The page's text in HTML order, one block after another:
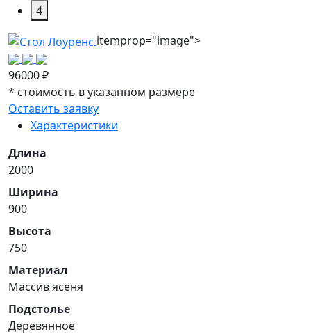
4
itemprop="image">
96000₽
* стоимость в указанном размере
Оставить заявку
Характеристики
Длина
2000
Ширина
900
Высота
750
Материал
Массив ясеня
Подстолье
Деревянное